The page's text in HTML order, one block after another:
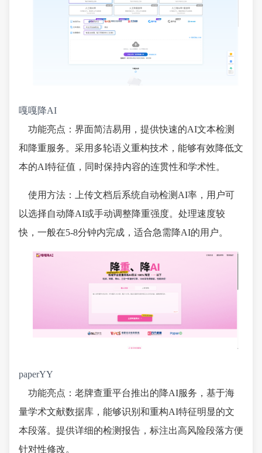
嘎嘎降AI
功能亮点：界面简洁易用，提供快速的AI文本检测
和降重服务。采用多轮语义重构技术，能够有效降低文
本的AI特征值，同时保持内容的连贯性和学术性。
使用方法：上传文档后系统自动检测AI率，用户可
以选择自动降AI或手动调整降重强度。处理速度较
快，一般在5-8分钟内完成，适合急需降AI的用户。
paperYY
功能亮点：老牌查重平台推出的降AI服务，基于海
量学术文献数据库，能够识别和重构AI特征明显的文
本段落。提供详细的检测报告，标注出高风险段落方便
针对性修改。